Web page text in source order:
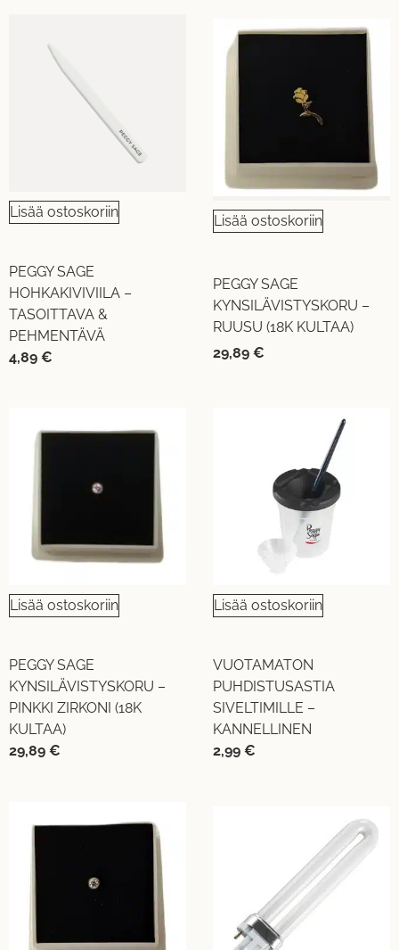
Lisää ostoskoriin
PEGGY SAGE
HOHKAKIVIVIILA –
TASOITTAVA &
PEHMENTÄVÄ
4,89 €
Lisää ostoskoriin
PEGGY SAGE
KYNSILÄVISTYSKORU –
RUUSU (18K KULTAA)
29,89 €
Lisää ostoskoriin
PEGGY SAGE
KYNSILÄVISTYSKORU –
PINKKI ZIRKONI (18K
KULTAA)
29,89 €
Lisää ostoskoriin
VUOTAMATON
PUHDISTUSASTIA
SIVELTIMILLE –
KANNELLINEN
2,99 €